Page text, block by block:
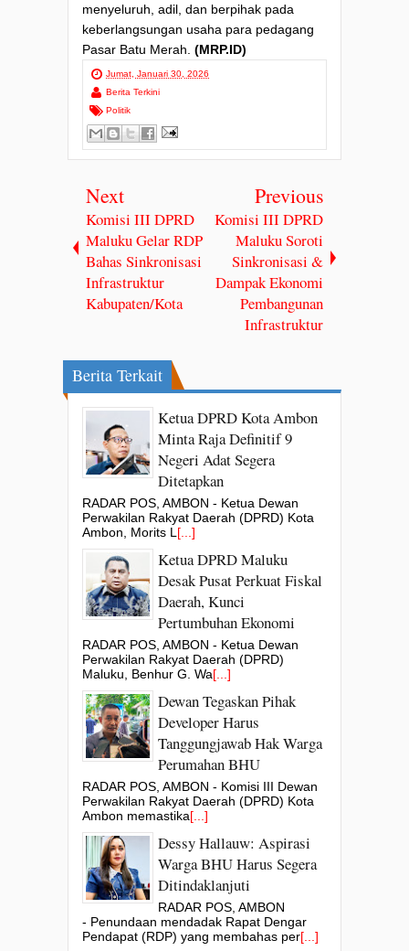
menyeluruh, adil, dan berpihak pada
keberlangsungan usaha para pedagang
Pasar Batu Merah. (MRP.ID)
Jumat, Januari 30, 2026
Berita Terkini
Politik
Next
Komisi III DPRD
Maluku Gelar RDP
Bahas Sinkronisasi
Infrastruktur
Kabupaten/Kota
Previous
Komisi III DPRD
Maluku Soroti
Sinkronisasi &
Dampak Ekonomi
Pembangunan
Infrastruktur
Berita Terkait
Ketua DPRD Kota Ambon
Minta Raja Definitif 9
Negeri Adat Segera
Ditetapkan
RADAR POS, AMBON - Ketua Dewan
Perwakilan Rakyat Daerah (DPRD) Kota
Ambon, Morits L [...]
Ketua DPRD Maluku
Desak Pusat Perkuat Fiskal
Daerah, Kunci
Pertumbuhan Ekonomi
RADAR POS, AMBON - Ketua Dewan
Perwakilan Rakyat Daerah (DPRD)
Maluku, Benhur G. Wa[...]
Dewan Tegaskan Pihak
Developer Harus
Tanggungjawab Hak Warga
Perumahan BHU
RADAR POS, AMBON - Komisi III Dewan
Perwakilan Rakyat Daerah (DPRD) Kota
Ambon memastika[...]
Dessy Hallauw: Aspirasi
Warga BHU Harus Segera
Ditindaklanjuti
RADAR POS, AMBON
- Penundaan mendadak Rapat Dengar
Pendapat (RDP) yang membahas per[...]